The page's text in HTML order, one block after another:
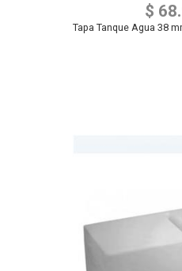
$
Tapa Tanque Agua 38